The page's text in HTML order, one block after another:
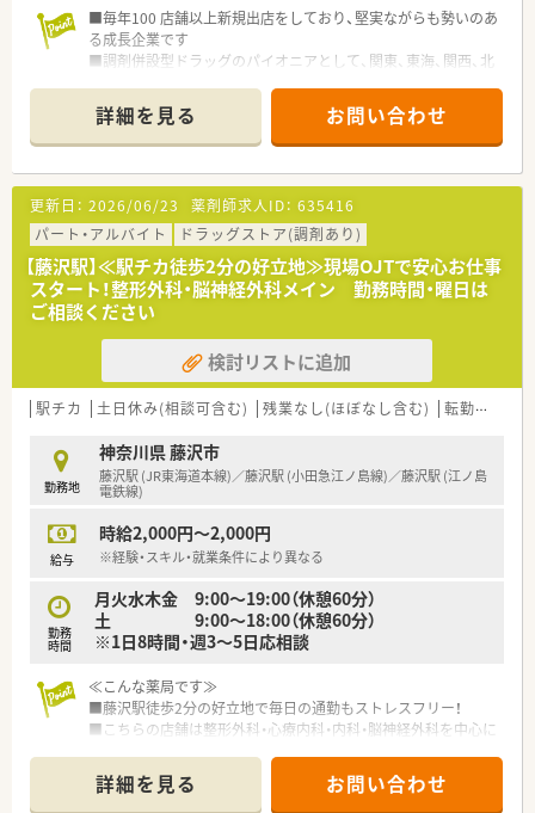
■教育体制の他、明確な昇格基準を設けておりますので、ご自身
の頑張りがはっきりと反映され、やりがいを持ってご就業いただ
けます。
何でも相談できるかかりつけ薬剤師として活躍できるフィー
ルドがございます！
■国内だけでなく海外へも積極的に出店を拡大しており、全国展
開＋アジア圏への事業拡大を図っている企業です。
■毎年100 店舗以上新規出店をしており、堅実ながらも勢いのあ
る成長企業です
■調剤併設型ドラッグのパイオニアとして、関東、東海、関西、北
■研修制度は様々なプランがあり、集合研修だけでなく任意で受
講可能な研修も幅広く用意されています
■店舗で活躍する従業員、社外で活躍する従業員、将来経営幹部
となる従業員など、薬剤師として様々な活躍ができるフィールド
を用意されています
■総合薬剤師・調剤薬剤師（土日休み・19時までの勤務）どちらか
の働き方を選択できます
■調剤併設型だけでなく「医療モール・クリニック併設店舗」「敷
地内薬局」「訪問調剤特化型店舗」など様々な店舗を運営してい
ます
■在宅医療にも積極的取り組んでおり「訪問調剤特化型店舗」を
50店舗以上、無菌調剤室は業界最多の51店舗設置しています
■「プラチナくるみん認定企業」「健康経営優良法人2023（大規模
法人部門）認定」等を取得し一人ひとりが働きやすい環境が整備
されています
があるのも特徴です
詳細を見る お問い合わせ
更新日： 2026/06/23 薬剤師求人ID： 635416
パート・アルバイト
ドラッグストア(調剤あり)
【藤沢駅】≪駅チカ徒歩2分の好立地≫現場OJTで安心お仕事
スタート！整形外科・脳神経外科メイン 勤務時間・曜日は
ご相談ください
検討リストに追加
駅チカ 土日休み(相談可含む) 残業なし(ほぼなし含む) 転勤なし
勤務地
神奈川県 藤沢市
藤沢駅 (JR東海道本線)／藤沢駅 (小田急江ノ島線)／藤沢駅 (江ノ島
電鉄線)
給与
時給2,000円～2,000円
※経験・スキル・就業条件により異なる
勤務
時間
月火水木金 9:00～19:00（休憩60分）
土 9:00～18:00（休憩60分）
※1日8時間・週3～5日応相談
≪こんな薬局です≫
■藤沢駅徒歩2分の好立地で毎日の通勤もストレスフリー！
■こちらの店舗は整形外科・心療内科・内科・脳神経外科を中心に
■応需枚数は一日あたり80～130枚程度です。
■薬剤師は常時3～4名で運営しています。20～60代が活躍して
詳細を見る お問い合わせ